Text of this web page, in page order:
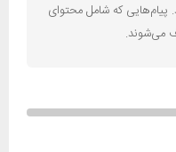
پیام‌هایی که شامل محتوای
می‌شوند.